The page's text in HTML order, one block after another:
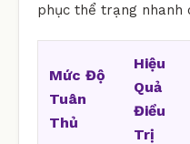
phục thể trạng nhanh
Mức Độ
Tuân
Thủ
Hiệu
Quả
Điều
Trị